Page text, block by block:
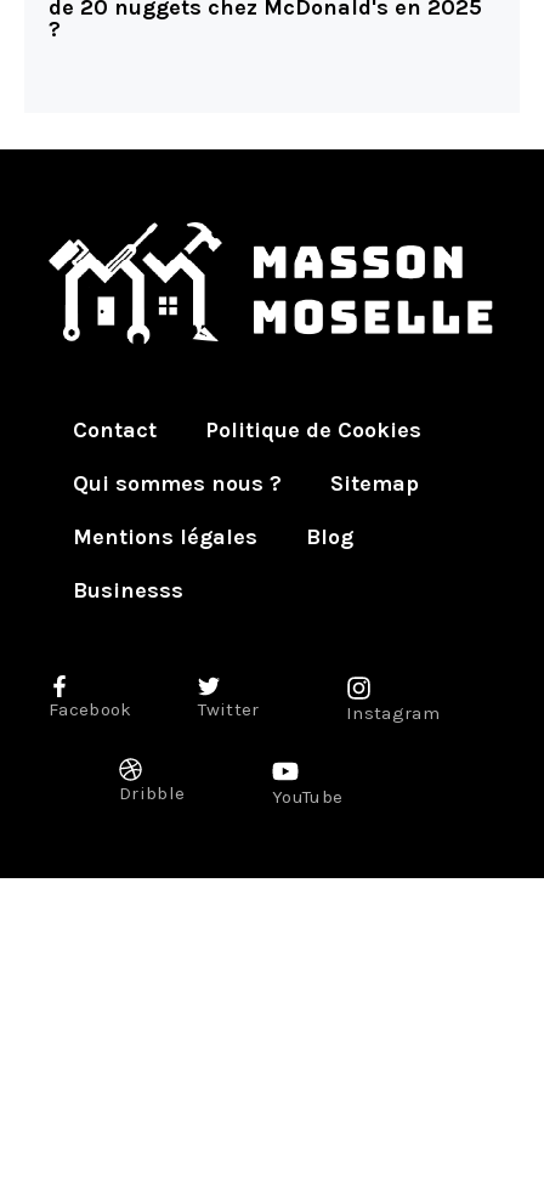
de 20 nuggets chez McDonald's en 2025
?
Contact
Politique de Cookies
Qui sommes nous ?
Sitemap
Mentions légales
Blog
Businesss
Facebook Twitter Instagram
Dribble YouTube